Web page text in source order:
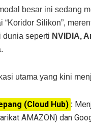
besar ini sedang
“Koridor Silikon”,
dunia seperti NVIDIA,
utama yang kini
(Cloud Hub) :
AMAZON) dan